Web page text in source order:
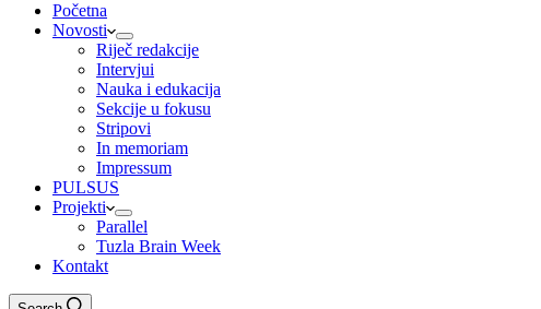
Početna
Novosti
Riječ redakcije
Intervjui
Nauka i edukacija
Sekcije u fokusu
Stripovi
In memoriam
Impressum
PULSUS
Projekti
Parallel
Tuzla Brain Week
Kontakt